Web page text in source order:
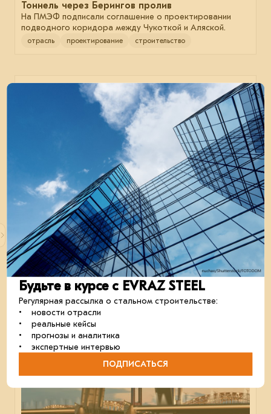
Тоннель через Берингов пролив
На ПМЭФ подписали соглашение о проектировании
подводного коридора между Чукоткой и Аляской.
отрасль проектирование строительство
23 июня 2026
Распределительный центр Wildberries в Якутии
привяжут к открытию Ленского моста
Соответствующее соглашение на ПМЭФ-2026
подписали глава региона Айсен Николаев
и руководитель RWB Татьяна Ким.
отрасль мосты склады
23 июля 2025
Будьте в курсе с EVRAZ STEEL
Регулярная рассылка о стальном строительстве:
• новости отрасли
• реальные кейсы
• прогнозы и аналитика
• экспертные интервью
ПОДПИСАТЬСЯ